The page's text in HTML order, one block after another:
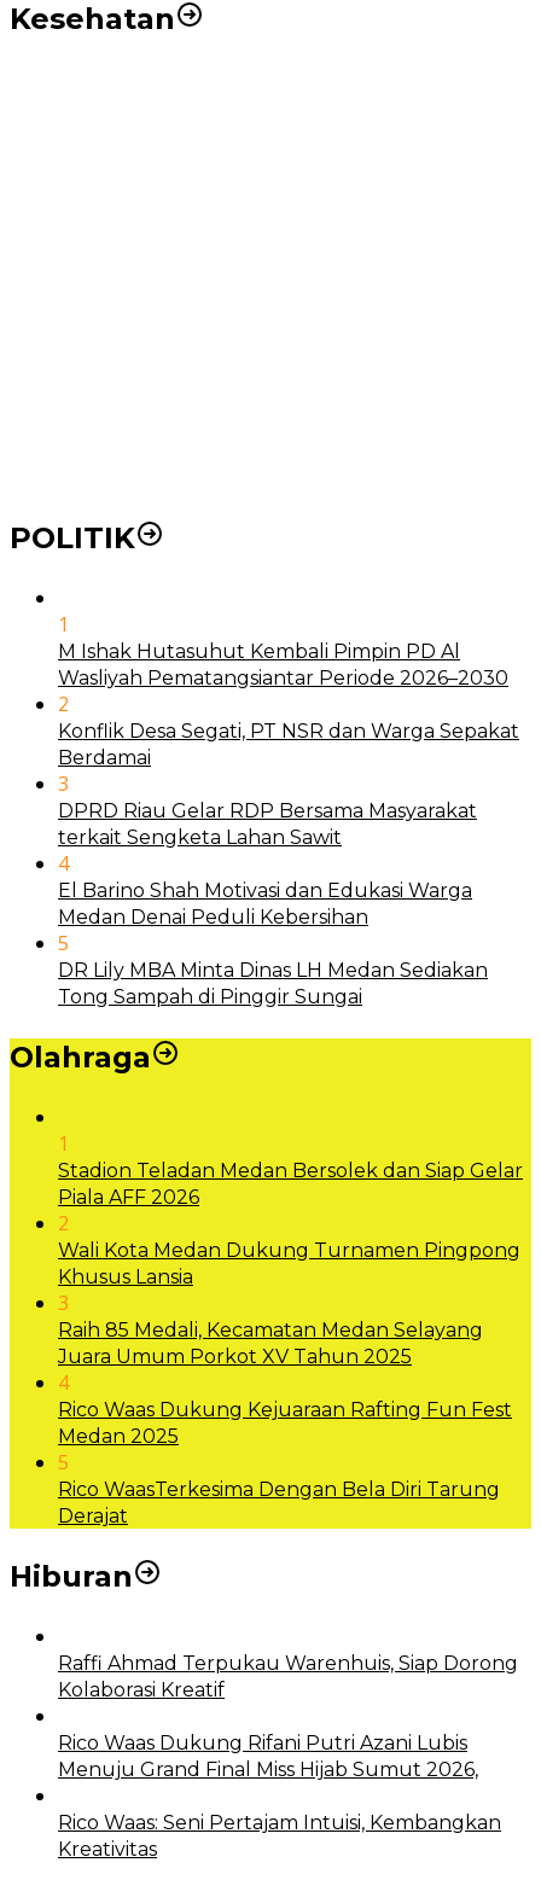
Kesehatan
POLITIK
1
M Ishak Hutasuhut Kembali Pimpin PD Al
Wasliyah Pematangsiantar Periode 2026–2030
2
Konflik Desa Segati, PT NSR dan Warga Sepakat
Berdamai
3
DPRD Riau Gelar RDP Bersama Masyarakat
terkait Sengketa Lahan Sawit
4
El Barino Shah Motivasi dan Edukasi Warga
Medan Denai Peduli Kebersihan
5
DR Lily MBA Minta Dinas LH Medan Sediakan
Tong Sampah di Pinggir Sungai
Olahraga
1
Stadion Teladan Medan Bersolek dan Siap Gelar
Piala AFF 2026
2
Wali Kota Medan Dukung Turnamen Pingpong
Khusus Lansia
3
Raih 85 Medali, Kecamatan Medan Selayang
Juara Umum Porkot XV Tahun 2025
4
Rico Waas Dukung Kejuaraan Rafting Fun Fest
Medan 2025
5
Rico WaasTerkesima Dengan Bela Diri Tarung
Derajat
Hiburan
Raffi Ahmad Terpukau Warenhuis, Siap Dorong
Kolaborasi Kreatif
Rico Waas Dukung Rifani Putri Azani Lubis
Menuju Grand Final Miss Hijab Sumut 2026,
Rico Waas: Seni Pertajam Intuisi, Kembangkan
Kreativitas